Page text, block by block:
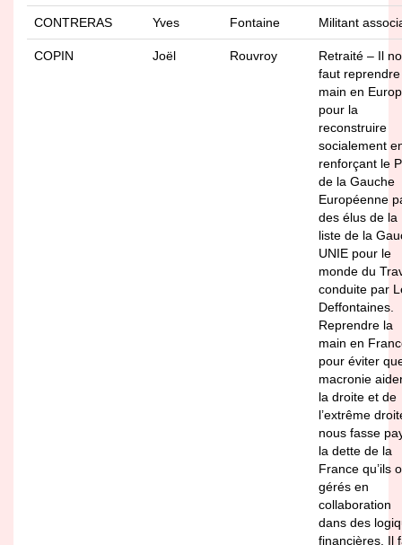
CONTRERAS Yves Fontaine Militant
COPIN Joël Rouvroy
Retraité – Il
faut
main en
pour la
reconstruire
socialement
renforçant le
de la Gauche
Européenne
des élus de la
liste de la
UNIE pour le
monde du
conduite par
Deffontaines.
Reprendre la
main en
pour éviter
macronie
la droite et de
l’extrême
nous fasse
la dette de la
France qu’ils
gérés en
collaboration
dans des
financières. Il